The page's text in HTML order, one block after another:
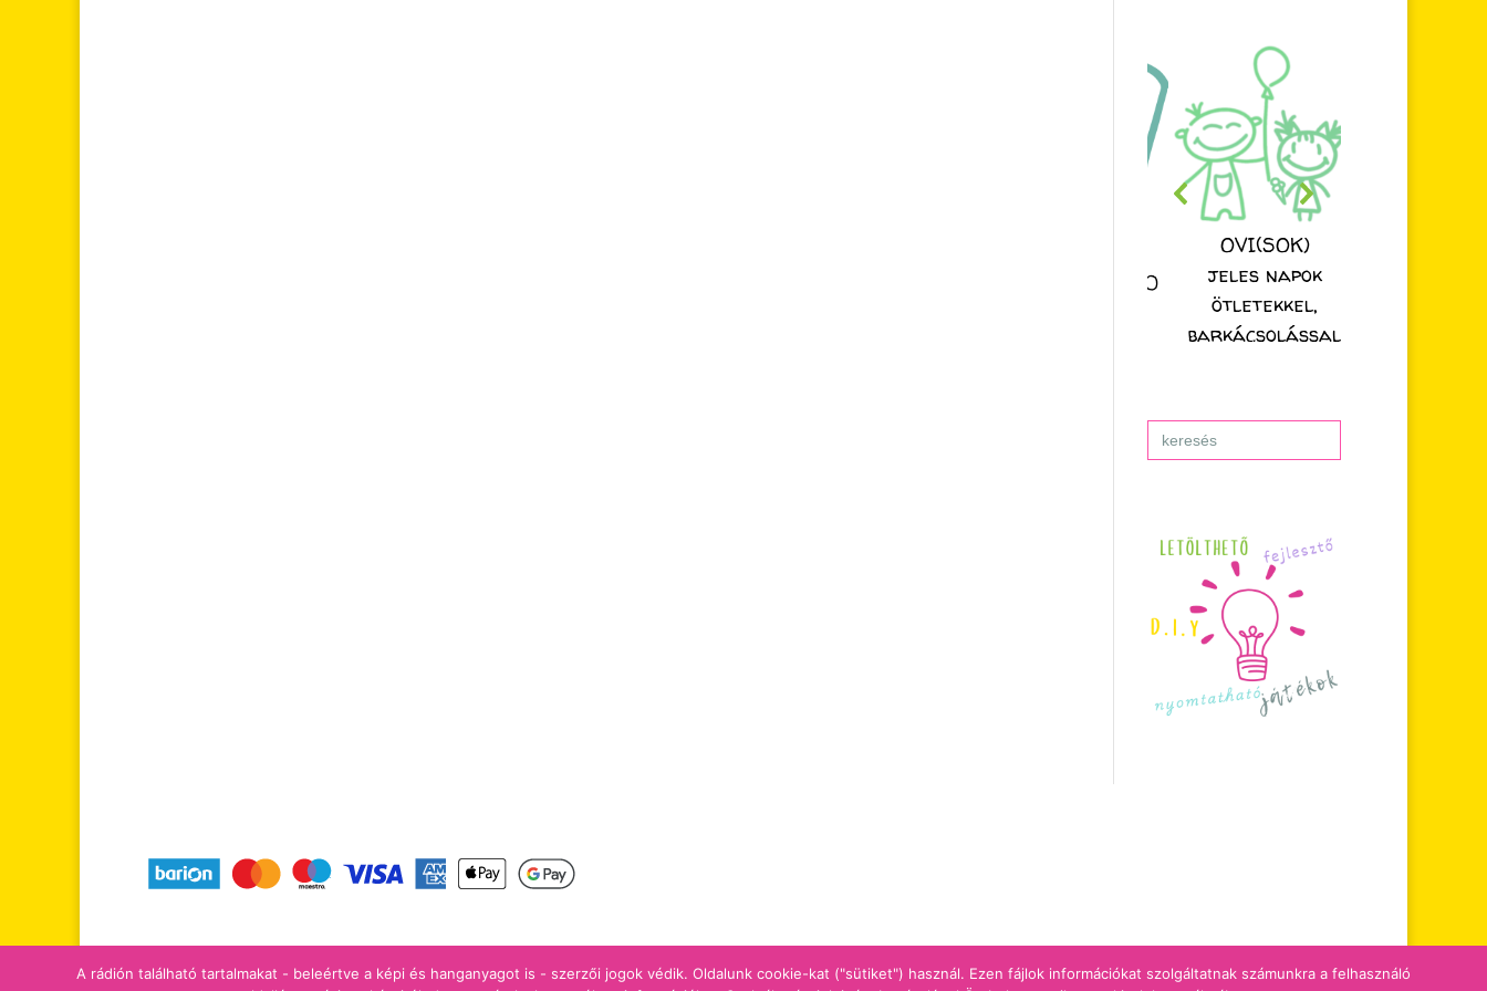
OVI(SOK)
jeles napok
ötletekkel,
barkácsolással
Search
for:
tájékoztatók adomány/támogatás
A rádión található tartalmakat - beleértve a képi és hanganyagot is - szerzői jogok védik. Oldalunk cookie-kat ("sütiket") használ. Ezen fájlok információkat szolgáltatnak számunkra a felhasználó